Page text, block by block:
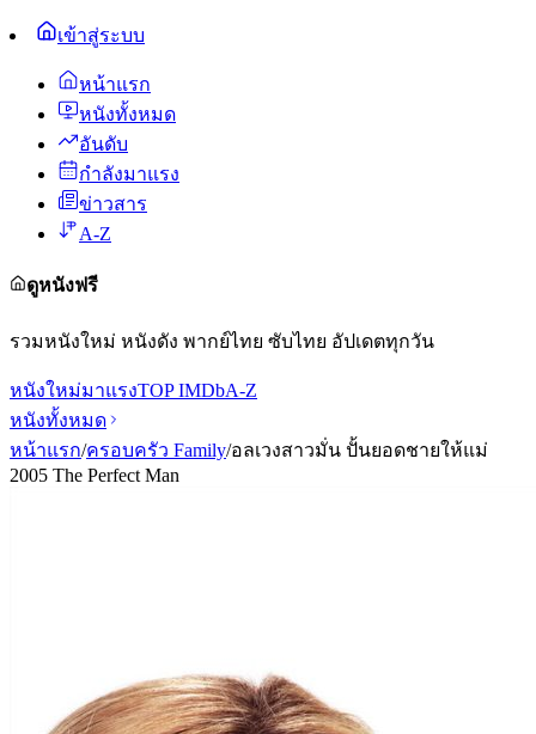
เข้าสู่ระบบ
หน้าแรก
หนังทั้งหมด
อันดับ
กำลังมาแรง
ข่าวสาร
A-Z
ดูหนังฟรี
รวมหนังใหม่ หนังดัง พากย์ไทย ซับไทย อัปเดตทุกวัน
หนังใหม่มาแรงTOP IMDbA-Z
หนังทั้งหมด
หน้าแรก/ครอบครัว Family/อลเวงสาวมั่น ปั้นยอดชายให้แม่
2005 The Perfect Man